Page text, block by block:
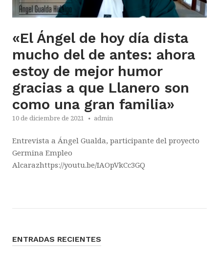
«El Ángel de hoy día dista
mucho del de antes: ahora
estoy de mejor humor
gracias a que Llanero son
como una gran familia»
10 de diciembre de 2021 admin
Entrevista a Ángel Gualda, participante del proyecto
Germina Empleo
Alcarazhttps://youtu.be/IAOpVkCc3GQ
ENTRADAS RECIENTES